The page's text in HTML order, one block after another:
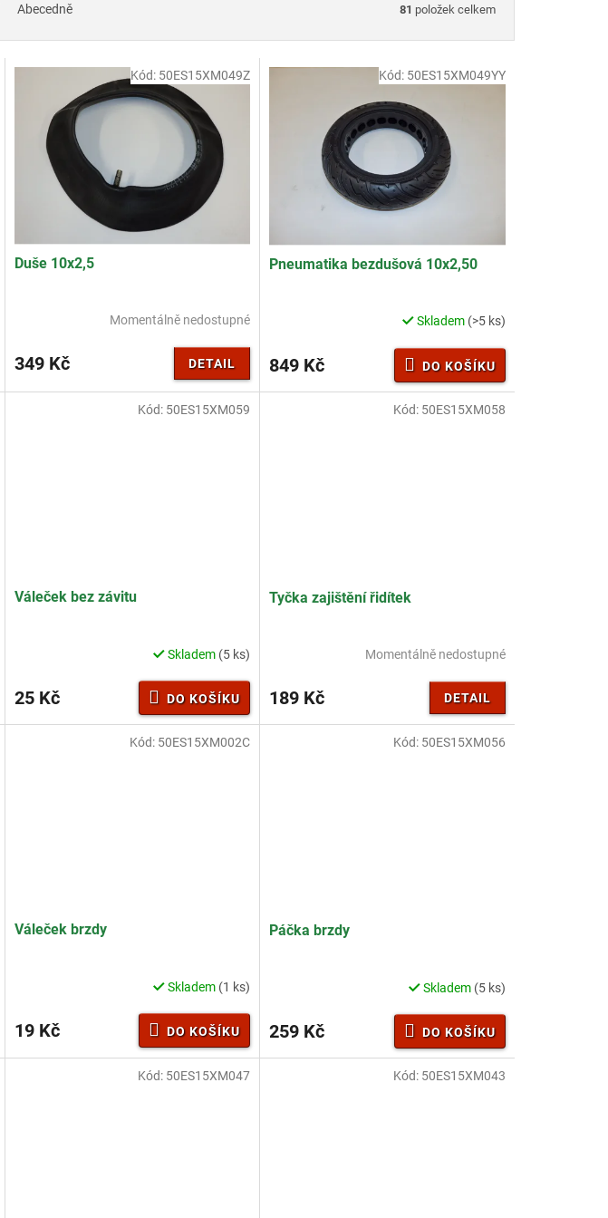
Abecedně 81 položek celkem
Duše 10x2,5
Momentálně nedostupné
349 Kč DETAIL
Kód: 50ES15XM049Z
Pneumatika bezdušová 10x2,50
Skladem (>5 ks)
849 Kč DO KOŠÍKU
Kód: 50ES15XM049YY
Váleček bez závitu
Skladem (5 ks)
25 Kč DO KOŠÍKU
Kód: 50ES15XM059
Tyčka zajištění řidítek
Momentálně nedostupné
189 Kč DETAIL
Kód: 50ES15XM058
Váleček brzdy
Skladem (1 ks)
19 Kč DO KOŠÍKU
Kód: 50ES15XM002C
Páčka brzdy
Skladem (5 ks)
259 Kč DO KOŠÍKU
Kód: 50ES15XM056
Kód: 50ES15XM047 Kód: 50ES15XM043